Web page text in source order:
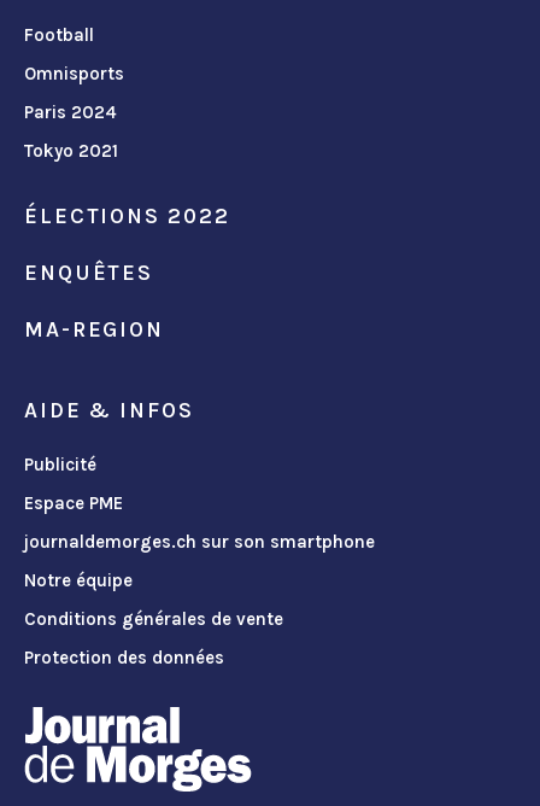
Football
Omnisports
Paris 2024
Tokyo 2021
ÉLECTIONS 2022
ENQUÊTES
MA-REGION
AIDE & INFOS
Publicité
Espace PME
journaldemorges.ch sur son smartphone
Notre équipe
Conditions générales de vente
Protection des données